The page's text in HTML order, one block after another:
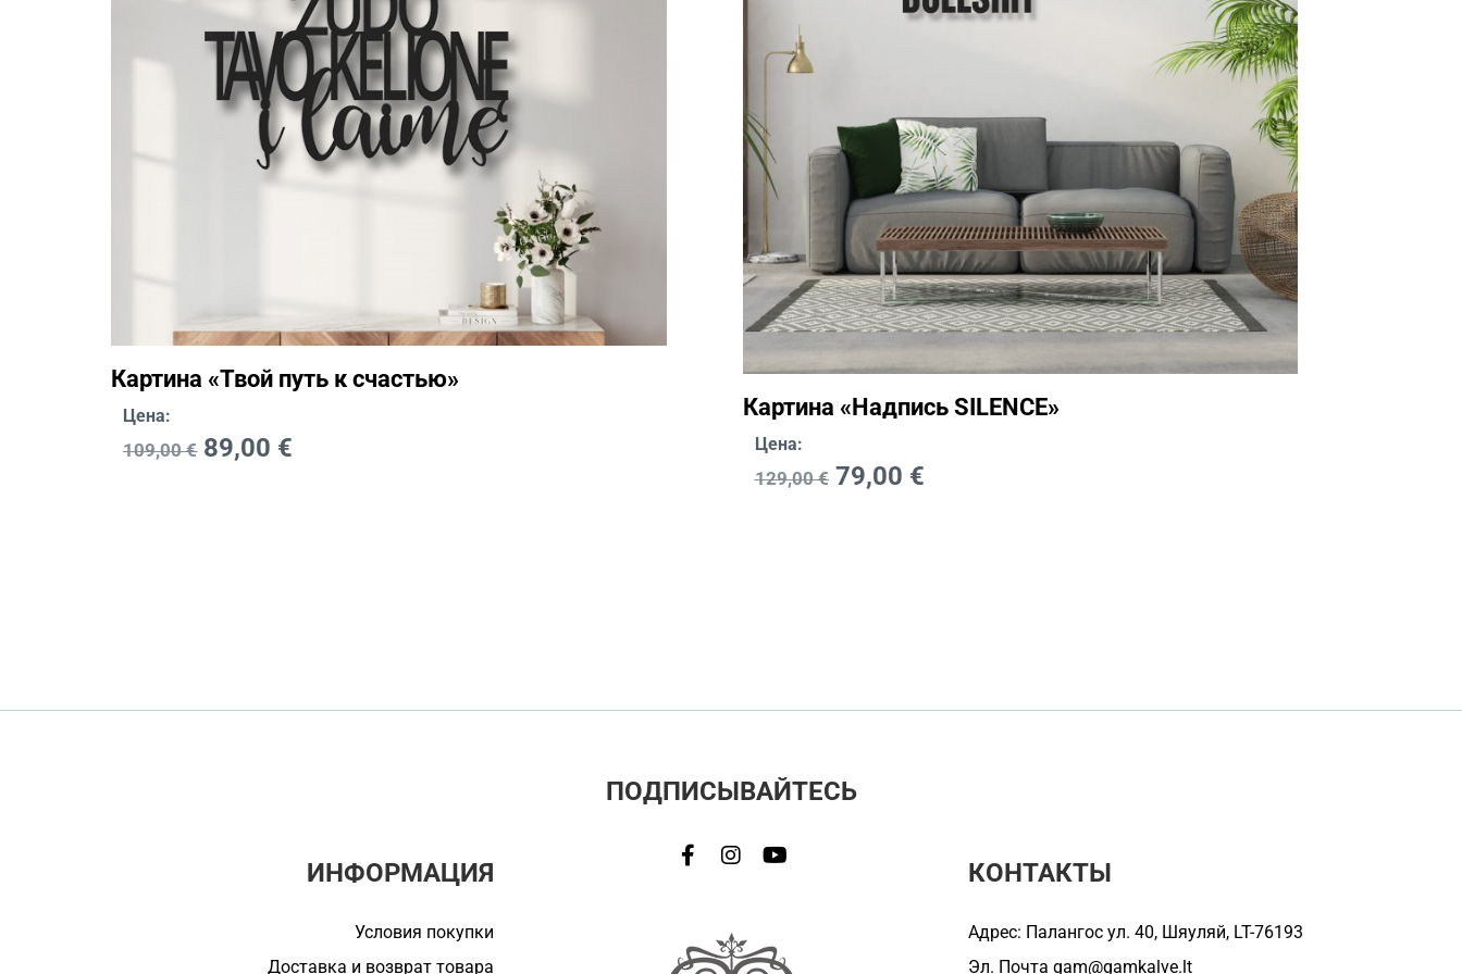
Картина «Твой путь к счастью»
Цена:
109,00€ 89,00 €
Картина «Надпись SILENCE»
Цена:
129,00€ 79,00 €
ИНФОРМАЦИЯ
Условия покупки
Доставка и возврат товара
ПОДПИСЫВАЙТЕСЬ
КОНТАКТЫ
Адрес: Палангос ул. 40, Шяуляй, LT-76193
Эл. Почтаgam@gamkalve.lt